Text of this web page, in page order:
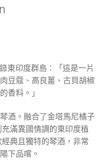
東印度群島：「這是一片
豆蔻、高良薑、古貝胡椒
香料。」
酒。融合了金塔馬尼橘子
滿異國情調的東印度植
典且獨特的琴酒，非常
下品嚐。